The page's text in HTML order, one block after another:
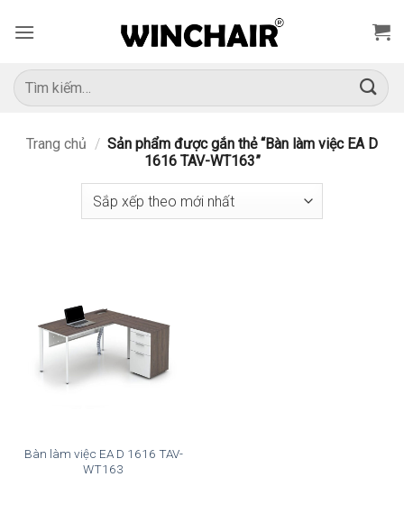
qua
dung
Tìm
kiếm:
Trang chủ / Sản phẩm được gắn thẻ “Bàn làm việc EA D
1616 TAV-WT163”
Bàn làm việc EA D 1616 TAV-
WT163